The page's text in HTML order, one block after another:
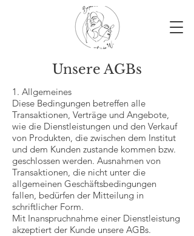
Unsere AGBs
1. Allgemeines
Diese Bedingungen betreffen alle
Transaktionen, Verträge und Angebote,
wie die Dienstleistungen und den Verkauf
von Produkten, die zwischen dem Institut
und dem Kunden zustande kommen bzw.
geschlossen werden. Ausnahmen von
Transaktionen, die nicht unter die
allgemeinen Geschäftsbedingungen
fallen, bedürfen der Mitteilung in
schriftlicher Form.
Mit Inanspruchnahme einer Dienstleistung
akzeptiert der Kunde unsere AGBs.